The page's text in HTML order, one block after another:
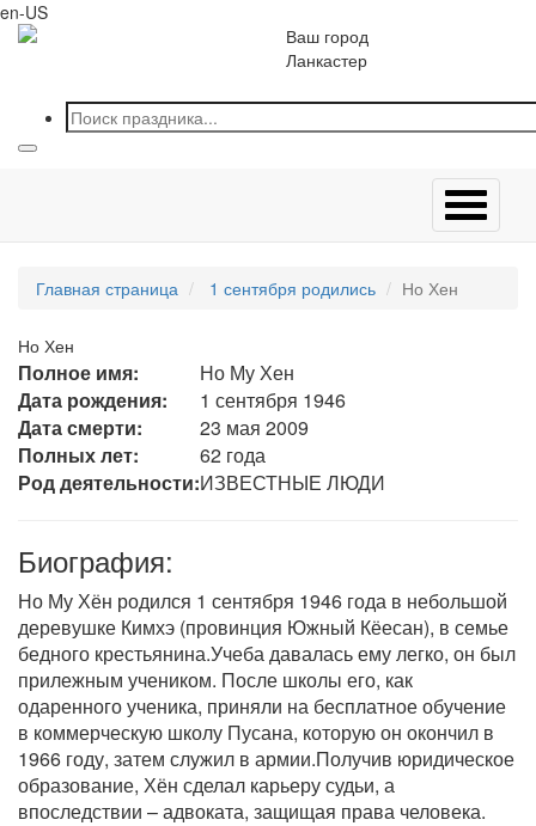
en-US
Ваш город
Ланкастер
Главная страница 1 сентября родились Но Хен
Но Хен
Полное имя:
Но Му Хен
Дата рождения:
1 сентября 1946
Дата смерти:
23 мая 2009
Полных лет:
62 года
Род деятельности:ИЗВЕСТНЫЕ ЛЮДИ
Биография:
Но Му Хён родился 1 сентября 1946 года в небольшой
деревушке Кимхэ (провинция Южный Кёесан), в семье
бедного крестьянина.Учеба давалась ему легко, он был
прилежным учеником. После школы его, как
одаренного ученика, приняли на бесплатное обучение
в коммерческую школу Пусана, которую он окончил в
1966 году, затем служил в армии.Получив юридическое
образование, Хён сделал карьеру судьи, а
впоследствии – адвоката, защищая права человека.